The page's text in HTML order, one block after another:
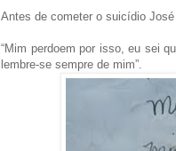
Antes de cometer o suicídio
“Mim perdoem por isso, eu sei
lembre-se sempre de mim”.